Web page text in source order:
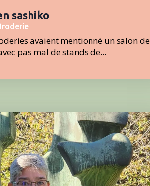
sashiko
avaient mentionné un salon de
pas mal de stands de...